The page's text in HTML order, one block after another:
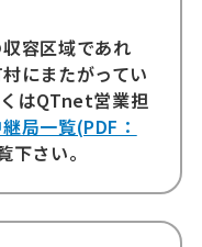
容区域であれ
にまたがってい
はQTnet営業担
局一覧(PDF：
下さい。